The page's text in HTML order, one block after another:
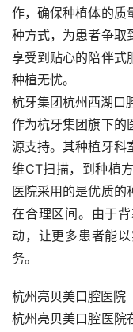
作，确保种植体的质
种方式，为患者争取
享受到贴心的陪伴式
种植无忧。
杭牙集团杭州西湖口
作为杭牙集团旗下的
源支持。其种植牙科
维CT扫描，到种植
医院采用的是优质的
在合理区间。由于
动，让更多患者能
务。
杭州亮贝美口腔医院
杭州亮贝美口腔医院